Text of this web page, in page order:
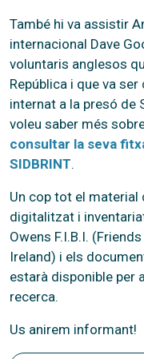
També hi va assistir
internacional Dave
voluntaris anglesos
República i que va
internat a la presó de
voleu saber més
consultar la seva
SIDBRINT.
Un cop tot el material
digitalitzat i
Owens F.I.B.I.
Ireland) i els
estarà disponible per
recerca.
Us anirem informant!